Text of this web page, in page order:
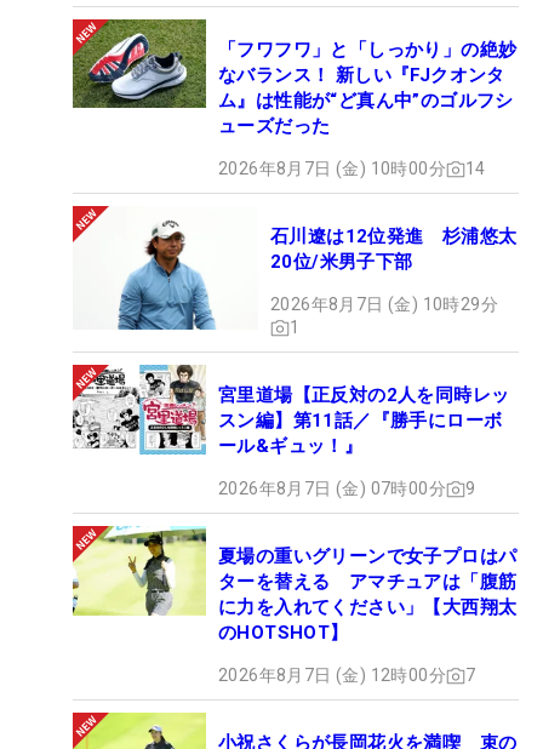
「フワフワ」と「しっかり」の絶妙
なバランス！ 新しい『FJクオンタ
ム』は性能が“ど真ん中”のゴルフシ
ューズだった
2026年8月7日 (金) 10時00分 14
石川遼は12位発進 杉浦悠太
20位/米男子下部
2026年8月7日 (金) 10時29分
1
宮里道場【正反対の2人を同時レッ
スン編】第11話／『勝手にローボ
ール&ギュッ！』
2026年8月7日 (金) 07時00分 9
夏場の重いグリーンで女子プロはパ
ターを替える アマチュアは「腹筋
に力を入れてください」【大西翔太
のHOTSHOT】
2026年8月7日 (金) 12時00分 7
小祝さくらが長岡花火を満喫 束の